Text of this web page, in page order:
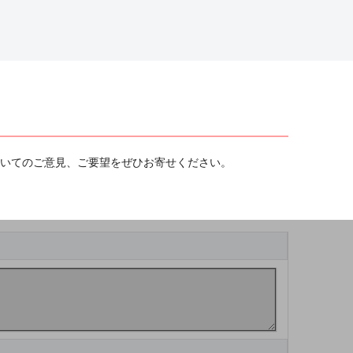
のご意見、ご要望をぜひお寄せください。